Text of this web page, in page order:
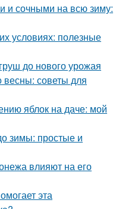
и сочными на всю зиму:
условиях: полезные
до нового урожая
весны: советы для
яблок на даче: мой
зимы: простые и
влияют на его
эта